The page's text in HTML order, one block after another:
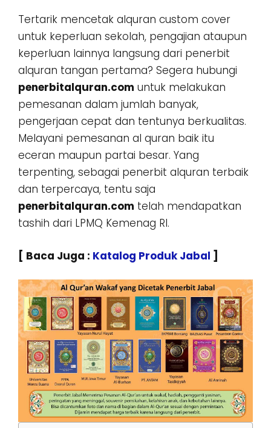
Tertarik mencetak alquran custom cover
untuk keperluan sekolah, pengajian ataupun
keperluan lainnya langsung dari penerbit
alquran tangan pertama? Segera hubungi
penerbitalquran.com untuk melakukan
pemesanan dalam jumlah banyak,
pengerjaan cepat dan tentunya berkualitas.
Melayani pemesanan al quran baik itu
eceran maupun partai besar. Yang
terpenting, sebagai penerbit alquran terbaik
dan terpercaya, tentu saja
penerbitalquran.com telah mendapatkan
tashih dari LPMQ Kemenag RI.
[ Baca Juga : Katalog Produk Jabal ]